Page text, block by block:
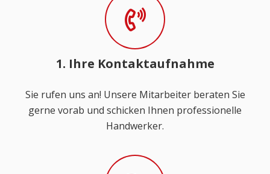
1. Ihre Kontaktaufnahme
Sie rufen uns an! Unsere Mitarbeiter beraten Sie
gerne vorab und schicken Ihnen professionelle
Handwerker.